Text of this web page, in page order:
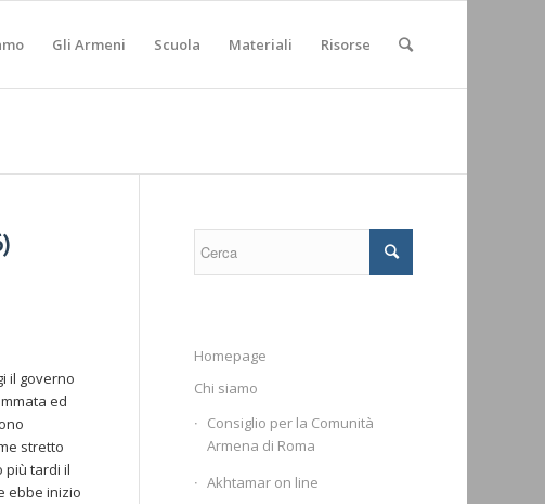
Gli Armeni Scuola Materiali Risorse
il governo
ed
stretto
più tardi il
ebbe inizio
Homepage
Chi siamo
Consiglio per la Comunità
Armena di Roma
Akhtamar on line